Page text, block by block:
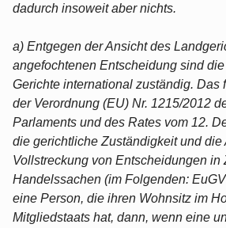
dadurch insoweit aber nichts.
a) Entgegen der Ansicht des
angefochtenen Entscheidung sind
Gerichte international zuständig. Das
der Verordnung (EU) Nr. 1215/2012
Parlaments und des Rates vom 12.
die gerichtliche Zuständigkeit und die
Vollstreckung von Entscheidungen in
Handelssachen (im Folgenden:
eine Person, die ihren Wohnsitz im
Mitgliedstaats hat, dann, wenn eine